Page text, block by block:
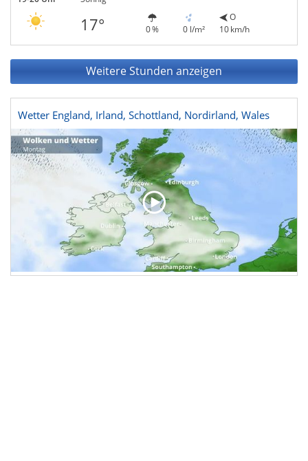
17° 0 % 0 l/m²
O
10 km/h
Weitere Stunden anzeigen
Wetter England, Irland, Schottland, Nordirland, Wales